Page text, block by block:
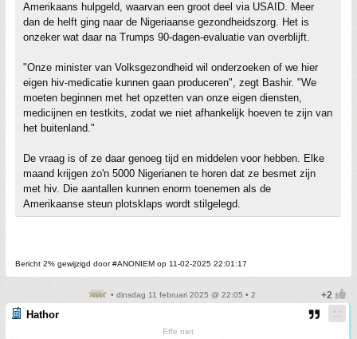
Amerikaans hulpgeld, waarvan een groot deel via USAID. Meer
dan de helft ging naar de Nigeriaanse gezondheidszorg. Het is
onzeker wat daar na Trumps 90-dagen-evaluatie van overblijft.
"Onze minister van Volksgezondheid wil onderzoeken of we hier
eigen hiv-medicatie kunnen gaan produceren", zegt Bashir. "We
moeten beginnen met het opzetten van onze eigen diensten,
medicijnen en testkits, zodat we niet afhankelijk hoeven te zijn van
het buitenland."
De vraag is of ze daar genoeg tijd en middelen voor hebben. Elke
maand krijgen zo'n 5000 Nigerianen te horen dat ze besmet zijn
met hiv. Die aantallen kunnen enorm toenemen als de
Amerikaanse steun plotsklaps wordt stilgelegd.
Bericht 2% gewijzigd door #ANONIEM op 11-02-2025 22:01:17
• dinsdag 11 februari 2025 @ 22:05 • 2
Hathor
Effe niet